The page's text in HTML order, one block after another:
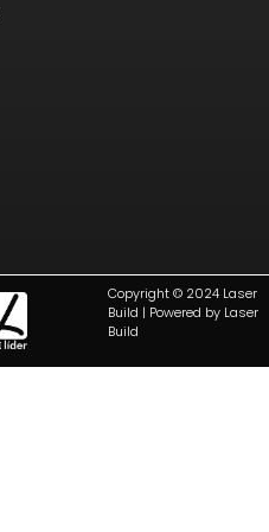
Copyright © 2024 Laser
Build | Powered by Laser
Build